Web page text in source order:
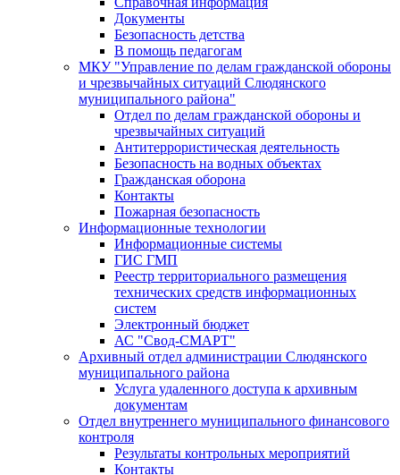
Документы
Безопасность детства
В помощь педагогам
МКУ "Управление по делам гражданской обороны
и чрезвычайных ситуаций Слюдянского
муниципального района"
Отдел по делам гражданской обороны и
чрезвычайных ситуаций
Антитеррористическая деятельность
Безопасность на водных объектах
Гражданская оборона
Контакты
Пожарная безопасность
Информационные технологии
Информационные системы
ГИС ГМП
Реестр территориального размещения
технических средств информационных
систем
Электронный бюджет
АС "Свод-СМАРТ"
Архивный отдел администрации Слюдянского
муниципального района
Услуга удаленного доступа к архивным
документам
Отдел внутреннего муниципального финансового
контроля
Результаты контрольных мероприятий
Контакты